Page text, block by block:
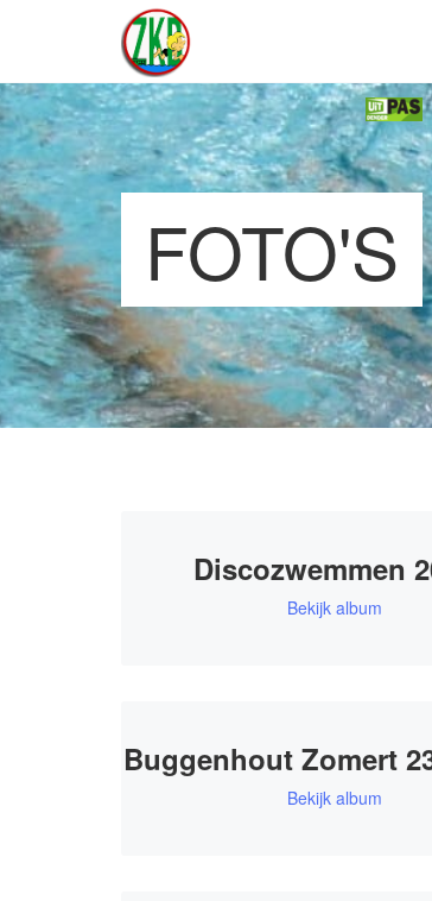
FOTO'S
Discozwemmen
Bekijk album
Buggenhout Zomert
Bekijk album